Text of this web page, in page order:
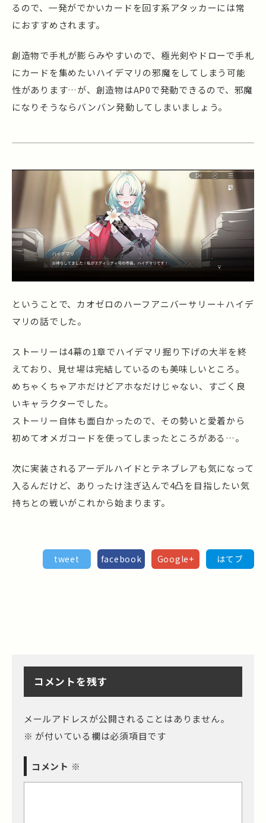
るので、一発がでかいカードを回す系アタッカーには常
におすすめされます。
創造物で手札が膨らみやすいので、極光剣やドローで手札
にカードを集めたいハイデマリの邪魔をしてしまう可能
性があります…が、創造物はAP0で発動できるので、邪魔
になりそうならバンバン発動してしまいましょう。
ということで、カオゼロのハーフアニバーサリー＋ハイデ
マリの話でした。
ストーリーは4幕の1章でハイデマリ掘り下げの大半を終
えており、見せ場は完結しているのも美味しいところ。
めちゃくちゃアホだけどアホなだけじゃない、すごく良
いキャラクターでした。
ストーリー自体も面白かったので、その勢いと愛着から
初めてオメガコードを使ってしまったところがある…。
次に実装されるアーデルハイドとテネブレアも気になって
入るんだけど、ありったけ注ぎ込んで4凸を目指したい気
持ちとの戦いがこれから始まります。
tweet facebook Google+ はてブ
コメントを残す
メールアドレスが公開されることはありません。
※ が付いている欄は必須項目です
コメント ※